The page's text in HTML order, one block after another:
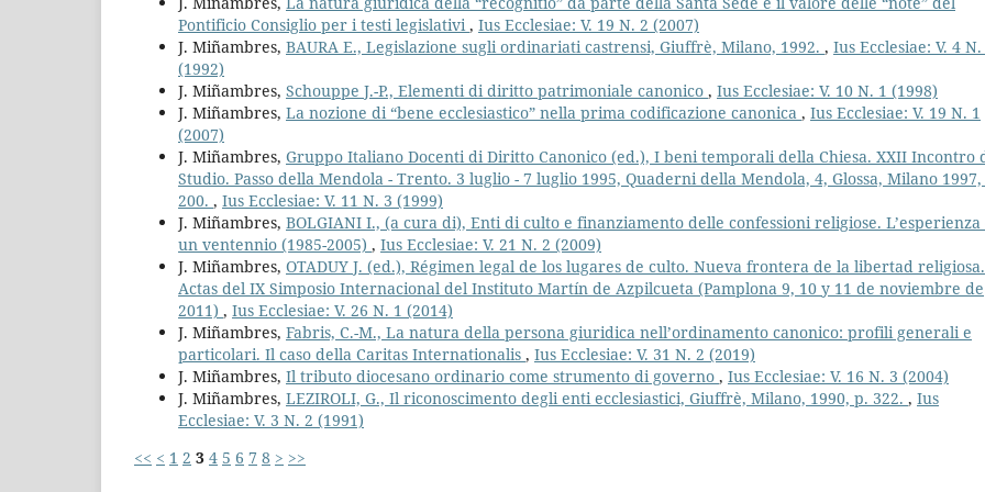
Pontificio Consiglio per i testi legislativi, Ius Ecclesiae: V. 19 N. 2 (2007)
J. Miñambres, BAURA E., Legislazione sugli ordinariati castrensi, Giuffrè, Milano, 1992. , Ius Ecclesiae: V. 4 N.
(1992)
J. Miñambres, Schouppe J.-P., Elementi di diritto patrimoniale canonico , Ius Ecclesiae: V. 10 N. 1 (1998)
J. Miñambres, La nozione di “bene ecclesiastico” nella prima codificazione canonica , Ius Ecclesiae: V. 19 N. 1
(2007)
J. Miñambres, Gruppo Italiano Docenti di Diritto Canonico (ed.), I beni temporali della Chiesa. XXII Incontro
Studio. Passo della Mendola - Trento. 3 luglio - 7 luglio 1995, Quaderni della Mendola, 4, Glossa, Milano 1997,
200. , Ius Ecclesiae: V. 11 N. 3 (1999)
J. Miñambres, BOLGIANI I., (a cura di), Enti di culto e finanziamento delle confessioni religiose.
un ventennio (1985-2005) , Ius Ecclesiae: V. 21 N. 2 (2009)
J. Miñambres, OTADUY J. (ed.), Régimen legal de los lugares de culto. Nueva frontera de la libertad religiosa.
Actas del IX Simposio Internacional del Instituto Martín de Azpilcueta (Pamplona 9, 10 y 11 de noviembre de
2011) , Ius Ecclesiae: V. 26 N. 1 (2014)
J. Miñambres, Fabris, C.-M., La natura della persona giuridica nell’ordinamento canonico: profili generali e
particolari. Il caso della Caritas Internationalis , Ius Ecclesiae: V. 31 N. 2 (2019)
J. Miñambres, Il tributo diocesano ordinario come strumento di governo , Ius Ecclesiae: V. 16 N. 3 (2004)
J. Miñambres, LEZIROLI, G., Il riconoscimento degli enti ecclesiastici, Giuffrè, Milano, 1990, p. 322. , Ius
Ecclesiae: V. 3 N. 2 (1991)
<< < 1 2 3 4 5 6 7 8 > >>